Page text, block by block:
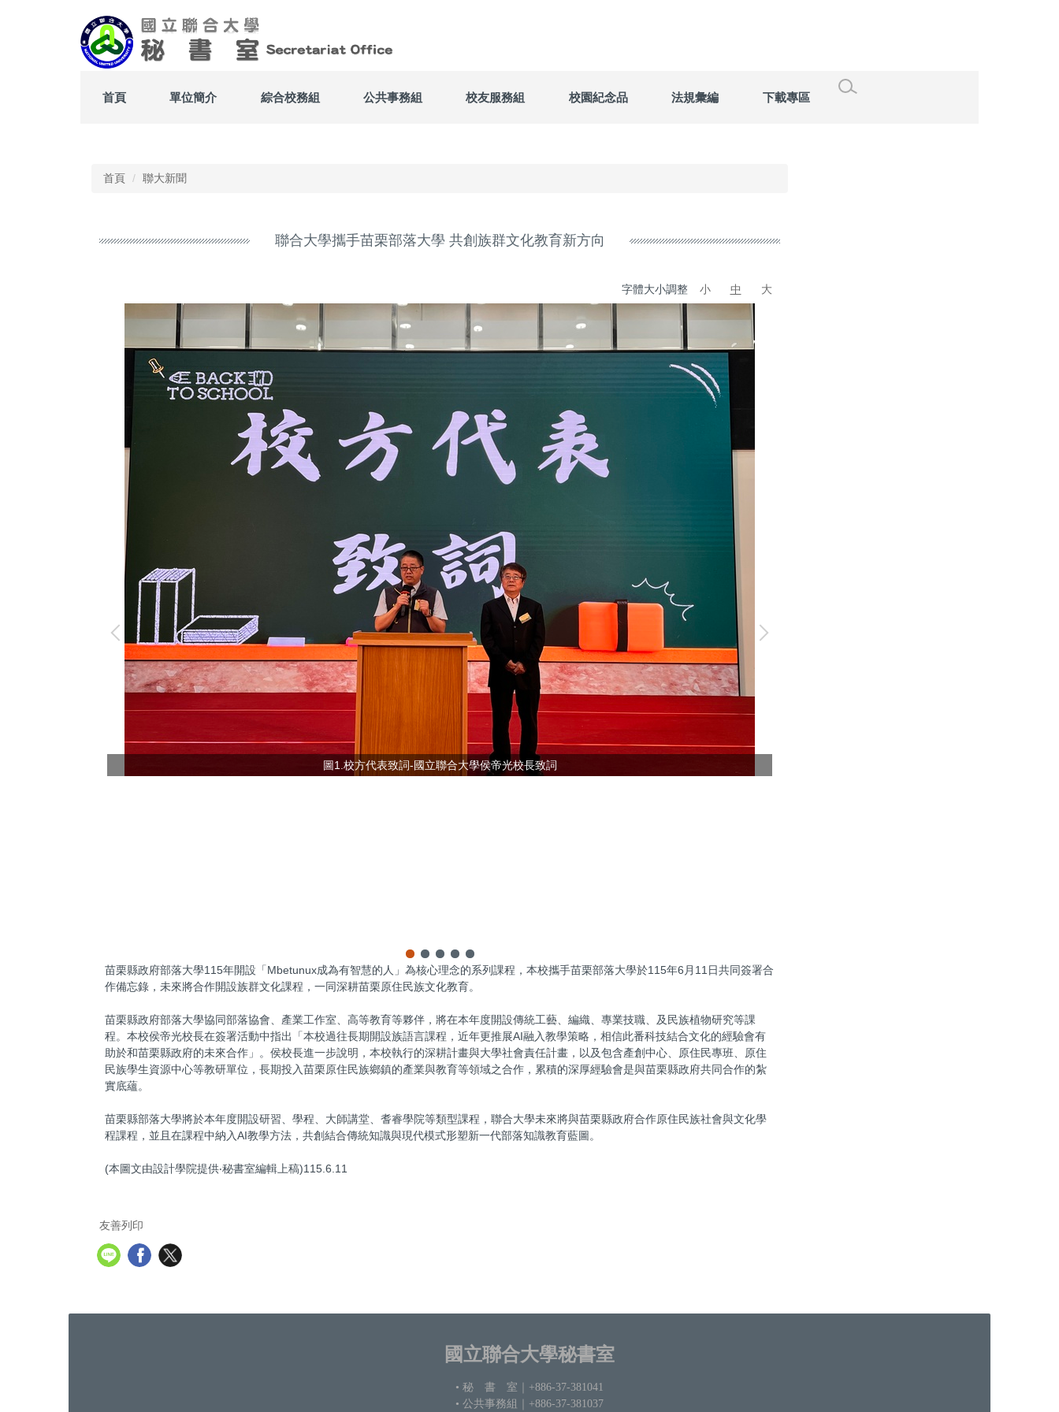
首頁 單位簡介 綜合校務組 公共事務組 校友服務組 校園紀念品 法規彙編 下載專區
首頁 聯大新聞
聯合大學攜手苗栗部落大學 共創族群文化教育新方向
字體大小調整 小 中 大
圖1.校方代表致詞-國立聯合大學侯帝光校長致詞
苗栗縣政府部落大學115年開設「Mbetunux成為有智慧的人」為核心理念的系列課程，本校攜手苗栗部落大學於115年6月11日共同簽署合
作備忘錄，未來將合作開設族群文化課程，一同深耕苗栗原住民族文化教育。
苗栗縣政府部落大學協同部落協會、產業工作室、高等教育等夥伴，將在本年度開設傳統工藝、編織、專業技職、及民族植物研究等課
程。本校侯帝光校長在簽署活動中指出「本校過往長期開設族語言課程，近年更推展AI融入教學策略，相信此番科技結合文化的經驗會有
助於和苗栗縣政府的未來合作」。侯校長進一步說明，本校執行的深耕計畫與大學社會責任計畫，以及包含產創中心、原住民專班、原住
民族學生資源中心等教研單位，長期投入苗栗原住民族鄉鎮的產業與教育等領域之合作，累積的深厚經驗會是與苗栗縣政府共同合作的紮
實底蘊。
苗栗縣部落大學將於本年度開設研習、學程、大師講堂、耆睿學院等類型課程，聯合大學未來將與苗栗縣政府合作原住民族社會與文化學
程課程，並且在課程中納入AI教學方法，共創結合傳統知識與現代模式形塑新一代部落知識教育藍圖。
(本圖文由設計學院提供‧秘書室編輯上稿)115.6.11
友善列印
國立聯合大學秘書室
• 秘 書 室 ｜+886-37-381041
• 公共事務組｜+886-37-381037